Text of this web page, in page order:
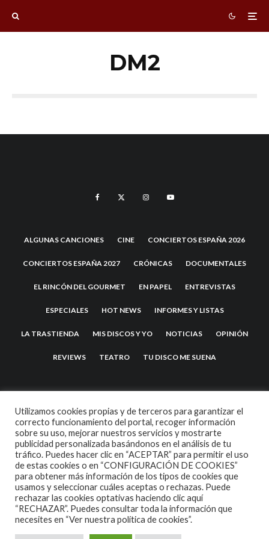
DM2
ALGUNAS CANCIONES CINE CONCIERTOS ESPAÑA 2026
CONCIERTOS ESPAÑA 2027 CRÓNICAS DOCUMENTALES
EL RINCÓN DEL GOURMET EN PAPEL ENTREVISTAS
ESPECIALES HOT NEWS INFORMES Y LISTAS
LA TRASTIENDA MIS DISCOS Y YO NOTICIAS OPINIÓN
REVIEWS TEATRO TU DISCO ME SUENA
2007 COPYRIGHT -CODETIPITHEME
Utilizamos cookies propias y de terceros para garantizar el
correcto funcionamiento del portal, recoger información
sobre su uso, mejorar nuestros servicios y mostrarte
publicidad personalizada basándonos en el análisis de tu
tráfico. Puedes hacer clic en “ACEPTAR” para permitir el uso
de estas cookies o en “CONFIGURACIÓN DE COOKIES”
para obtener más información de los tipos de cookies que
usamos y seleccionar cuáles aceptas o rechazas. Puede
rechazar las cookies optativas haciendo clic aquí
“RECHAZAR”. Puedes consultar toda la información que
necesites en “Ver nuestra política de cookies”.